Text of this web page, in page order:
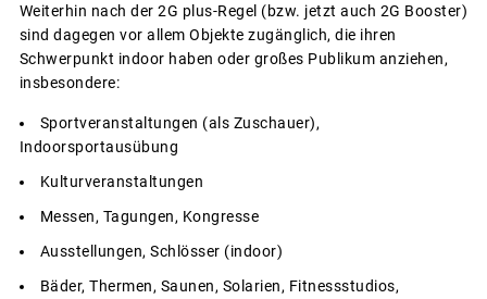
Weiterhin nach der 2G plus-Regel (bzw. jetzt auch 2G Booster)
sind dagegen vor allem Objekte zugänglich, die ihren
Schwerpunkt indoor haben oder großes Publikum anziehen,
insbesondere:
Sportveranstaltungen (als Zuschauer),
Indoorsportausübung
Kulturveranstaltungen
Messen, Tagungen, Kongresse
Ausstellungen, Schlösser (indoor)
Bäder, Thermen, Saunen, Solarien, Fitnessstudios,